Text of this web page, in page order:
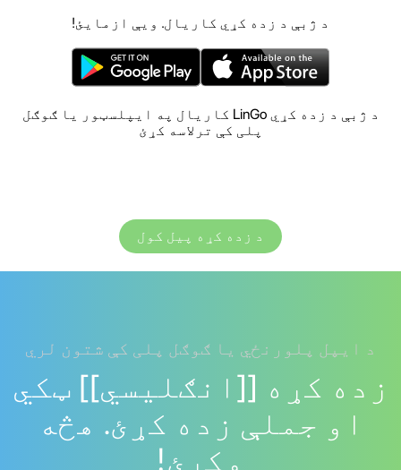
د ژبې د زده کړي کاریال. ویې ازمایئ!
د ژبې د زده کړي LinGo کاریال په ایپلسټور یا ګوګل
پلی کې ترلاسه کړئ
د زده کړه پیل کول
د ایپل پلورنځي یا ګوګل پلی کې شتون لري
زده کړه [[انګلیسي]] ټکي
او جملې زده کړئ. هڅه
وکړئ!